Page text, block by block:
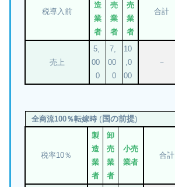
税導入前
造
業
者
売
業
者
売
業
者
合計
売上
5,
00
0
7,
00
0
10
,0
00
－
全商流100％転嫁時 (国の前提)
税率10％
製
造
業
者
卸
売
業
者
小売
業者
合計